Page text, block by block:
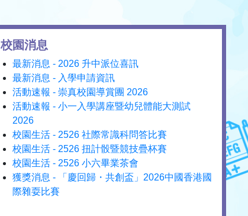
校園消息
最新消息 - 2026 升中派位喜訊
最新消息 - 入學申請資訊
活動速報 - 崇真校園導賞團 2026
活動速報 - 小一入學講座暨幼兒體能大測試
2026
校園生活 - 2526 社際常識科問答比賽
校園生活 - 2526 扭計骰暨競技疊杯賽
校園生活 - 2526 小六畢業茶會
獲獎消息 - 「慶回歸・共創盃」2026中國香港國
際雜耍比賽